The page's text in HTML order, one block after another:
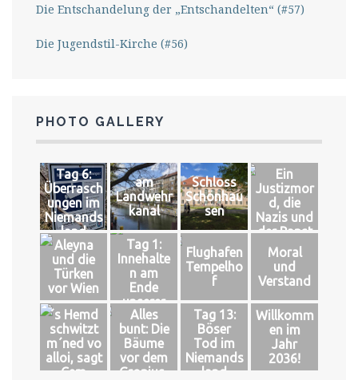
Die Entschandelung der „Entschandelten“ (#57)
Die Jugendstil-Kirche (#56)
PHOTO GALLERY
Tag 6:
Überrasch
ungen im
Niemands
land
am
Landwehr
kanal
Schloss
Schönhau
sen
Ein
Justizmor
d, die
Nazis und
der Papst
Aleyna
und die
Türken
vor Wien
Tag 1:
Innehalte
n am
Ende
unserer
Welt
Flughafen
Tempelho
f
Moral
und
Verstand
´s Hemd
schwitzt
m´ned vo
alloi, sagt
Cem
Alles
bunt: Die
Bäume
vor dem
Gropius-
Tag 13:
Böser
Tod im
Niemands
land
Willkomm
en im
Jahr
2036!